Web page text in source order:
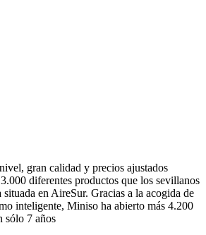
gran calidad y precios ajustados
diferentes productos que los sevillanos
en AireSur. Gracias a la acogida de
inteligente, Miniso ha abierto más 4.200
sólo 7 años